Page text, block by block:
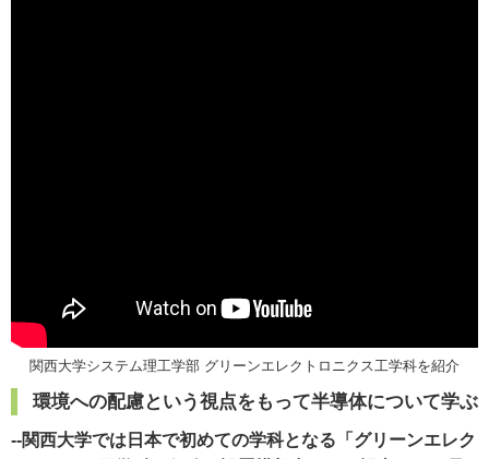
関西大学システム理工学部 グリーンエレクトロニクス工学科を紹介
環境への配慮という視点をもって半導体について学ぶ
--関西大学では日本で初めての学科となる「グリーンエレク